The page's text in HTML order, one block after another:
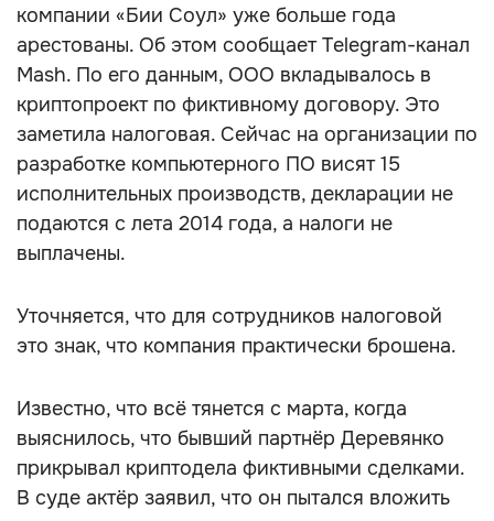
компании «Бии Соул» уже больше года
арестованы. Об этом сообщает Telegram-канал
Mash. По его данным, ООО вкладывалось в
криптопроект по фиктивному договору. Это
заметила налоговая. Сейчас на организации по
разработке компьютерного ПО висят 15
исполнительных производств, декларации не
подаются с лета 2014 года, а налоги не
выплачены.
Уточняется, что для сотрудников налоговой
это знак, что компания практически брошена.
Известно, что всё тянется с марта, когда
выяснилось, что бывший партнёр Деревянко
прикрывал криптодела фиктивными сделками.
В суде актёр заявил, что он пытался вложить